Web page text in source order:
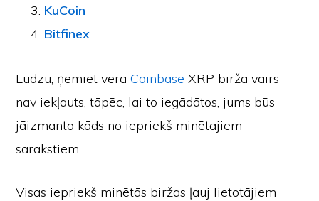
KuCoin
Bitfinex
Lūdzu, ņemiet vērāCoinbase XRP biržā vairs
nav iekļauts, tāpēc, lai to iegādātos, jums būs
jāizmanto kāds no iepriekš minētajiem
sarakstiem.
Visas iepriekš minētās biržas ļauj lietotājiem